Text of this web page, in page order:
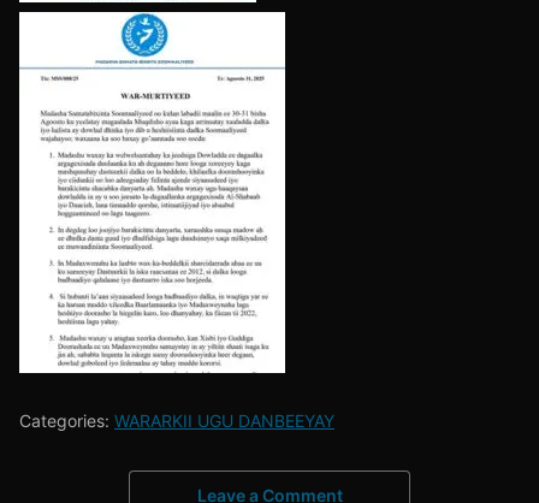
Categories: WARARKII UGU DANBEEYAY
Leave a Comment